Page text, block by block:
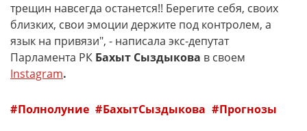
трещин навсегда останется!! Берегите себя, своих
близких, свои эмоции держите под контролем, а
язык на привязи", - написала экс-депутат
Парламента РК Бахыт Сыздыкова в своем
Instagram.
Полнолуние БахытСыздыкова Прогнозы